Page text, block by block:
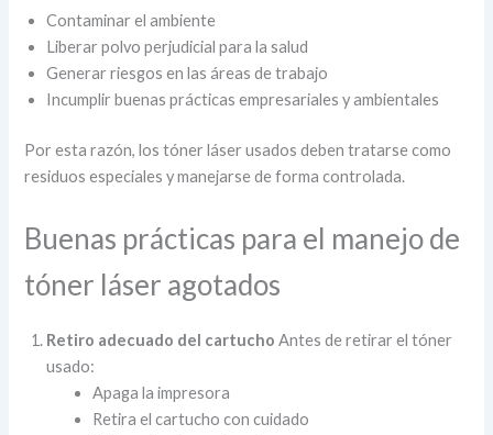
Contaminar el ambiente
Liberar polvo perjudicial para la salud
Generar riesgos en las áreas de trabajo
Incumplir buenas prácticas empresariales y ambientales
Por esta razón, los tóner láser usados deben tratarse como
residuos especiales y manejarse de forma controlada.
Buenas prácticas para el manejo de
tóner láser agotados
Retiro adecuado del cartucho Antes de retirar el tóner
usado:
Apaga la impresora
Retira el cartucho con cuidado